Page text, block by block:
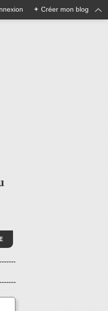
+ Créer mon blog